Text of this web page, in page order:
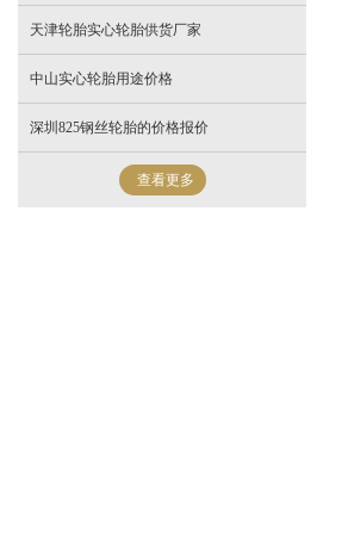
天津轮胎实心轮胎供货厂家
中山实心轮胎用途价格
深圳825钢丝轮胎的价格报价
查看更多